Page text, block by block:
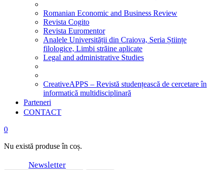
Romanian Economic and Business Review
Revista Cogito
Revista Euromentor
Analele Universității din Craiova, Seria Științe
filologice, Limbi străine aplicate
Legal and administrative Studies
CreativeAPPS – Revistă studențească de cercetare în
informatică multidisciplinară
Parteneri
CONTACT
0
Nu există produse în coș.
Newsletter